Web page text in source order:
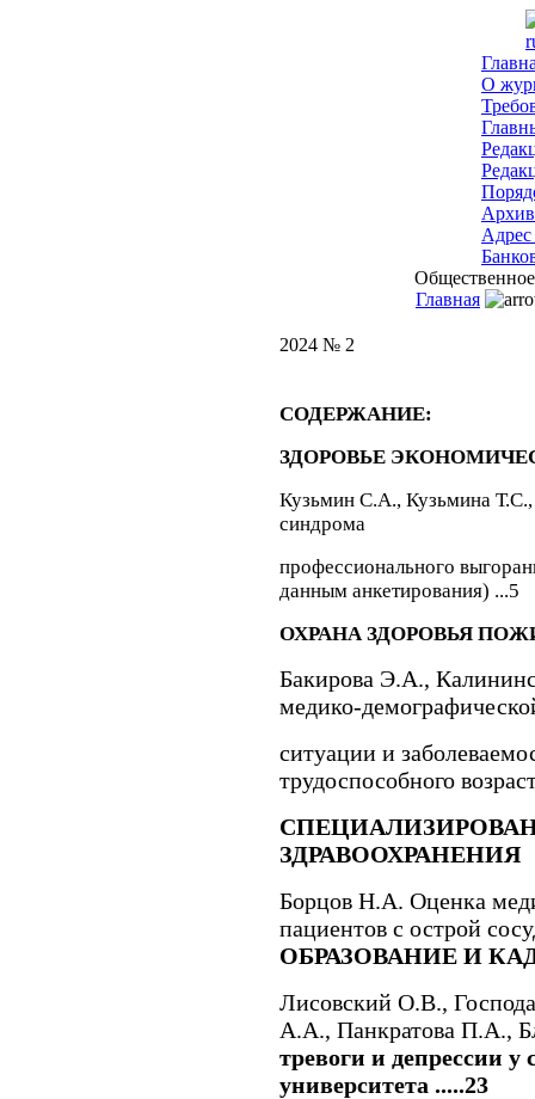
О
Архив
Общественное
Главная
2024 № 2
СОДЕРЖАНИЕ:
ЗДОРОВЬЕ
Кузьмин С.А., Кузьмина
синдрома
профессионального
данным анкетирования) ...5
ОХРАНА ЗДОРОВЬЯ
Бакирова Э.А.,
медико-
ситуации и
трудоспособного
ЗДРАВООХРАНЕНИЯ
Борцов Н.А. Оценка
пациентов с острой
ОБРАЗОВАНИЕ И
Лисовский О.В.,
А.А., Панкратова П.А.,
тревоги и депрессии у
университета .....23